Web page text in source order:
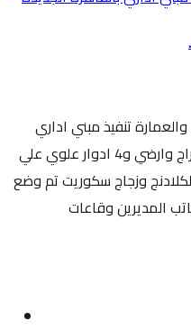
تنفيذ مبني اداري
بالقاهرة الجديدة وهو مكون من جراج وارضي و4 ادوار علوي علي
من الكلادنج وزجاج سكوريت تم وضع
المديرين وقاعات